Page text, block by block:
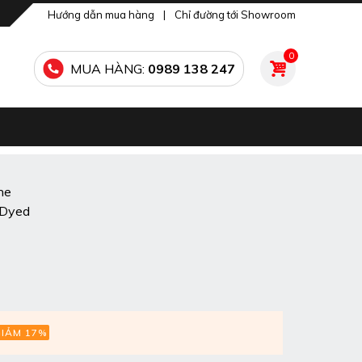
Hướng dẫn mua hàng | Chỉ đường tới Showroom
MUA HÀNG: 0989 138 247
0
17%